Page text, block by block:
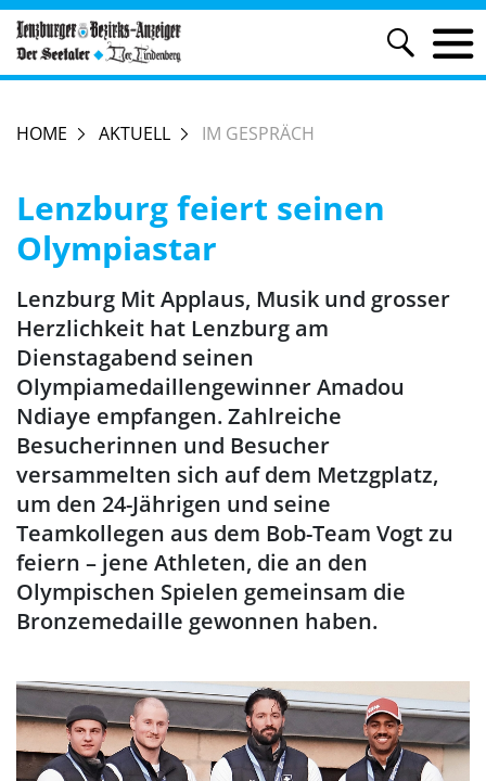
HOME AKTUELL IM GESPRÄCH
Lenzburg feiert seinen
Olympiastar
Lenzburg Mit Applaus, Musik und grosser
Herzlichkeit hat Lenzburg am
Dienstagabend seinen
Olympiamedaillengewinner Amadou
Ndiaye empfangen. Zahlreiche
Besucherinnen und Besucher
versammelten sich auf dem Metzgplatz,
um den 24-Jährigen und seine
Teamkollegen aus dem Bob-Team Vogt zu
feiern – jene Athleten, die an den
Olympischen Spielen gemeinsam die
Bronzemedaille gewonnen haben.